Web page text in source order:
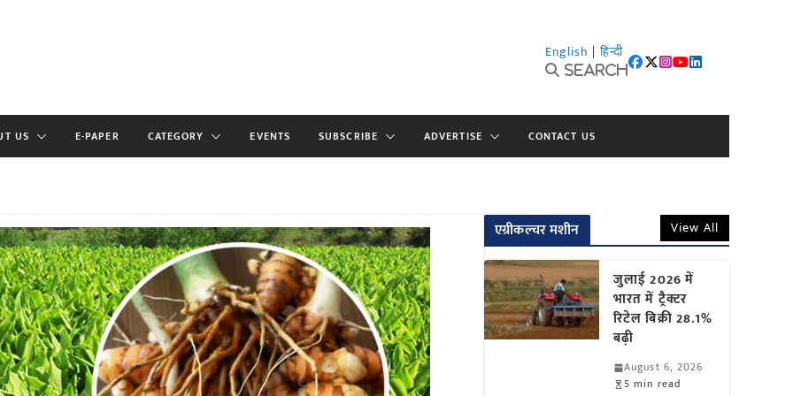
English | हिन्दी
Search
US E-PAPER CATEGORY EVENTS SUBSCRIBE ADVERTISE CONTACT US
एग्रीकल्चर मशीन View All
जुलाई 2026 में
भारत में ट्रैक्टर
रिटेल बिक्री 28.1%
बढ़ी
August 6, 2026
5 min read